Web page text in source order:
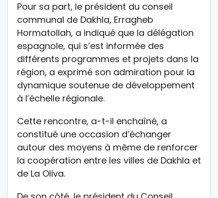
Pour sa part, le président du conseil
communal de Dakhla, Erragheb
Hormatollah, a indiqué que la délégation
espagnole, qui s’est informée des
différents programmes et projets dans la
région, a exprimé son admiration pour la
dynamique soutenue de développement
à l’échelle régionale.
Cette rencontre, a-t-il enchaîné, a
constitué une occasion d’échanger
autour des moyens à même de renforcer
la coopération entre les villes de Dakhla et
de La Oliva.